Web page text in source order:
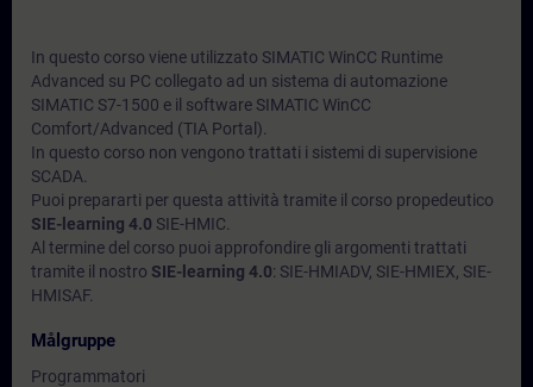
In questo corso viene utilizzato SIMATIC WinCC Runtime
Advanced su PC collegato ad un sistema di automazione
SIMATIC S7-1500 e il software SIMATIC WinCC
Comfort/Advanced (TIA Portal).
In questo corso non vengono trattati i sistemi di supervisione
SCADA.
Puoi prepararti per questa attività tramite il corso propedeutico
SIE-learning 4.0 SIE-HMIC.
Al termine del corso puoi approfondire gli argomenti trattati
tramite il nostro SIE-learning 4.0: SIE-HMIADV, SIE-HMIEX, SIE-
HMISAF.
Målgruppe
Programmatori